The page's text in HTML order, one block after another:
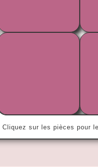
Cliquez sur les pièces pour